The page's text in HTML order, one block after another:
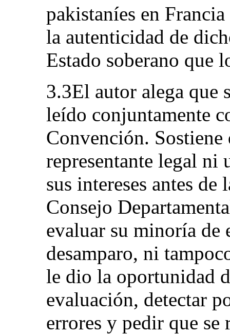
pakistaníes en
la autenticidad de
Estado soberano que
3.3El autor alega que
leído conjuntamente
Convención. Sostiene
representante legal ni
sus intereses antes
Consejo
evaluar su minoría de
desamparo, ni
le dio la oportunidad
evaluación, detectar
errores y pedir que se